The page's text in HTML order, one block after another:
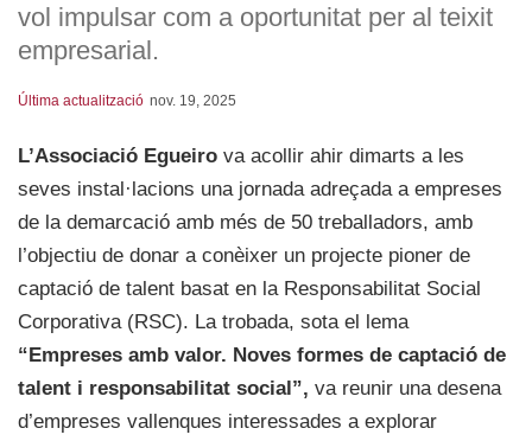
vol impulsar com a oportunitat per al teixit
empresarial.
Última actualització nov. 19, 2025
L’Associació Egueiro va acollir ahir dimarts a les
seves instal·lacions una jornada adreçada a empreses
de la demarcació amb més de 50 treballadors, amb
l’objectiu de donar a conèixer un projecte pioner de
captació de talent basat en la Responsabilitat Social
Corporativa (RSC). La trobada, sota el lema
“Empreses amb valor. Noves formes de captació de
talent i responsabilitat social”, va reunir una desena
d’empreses vallenques interessades a explorar